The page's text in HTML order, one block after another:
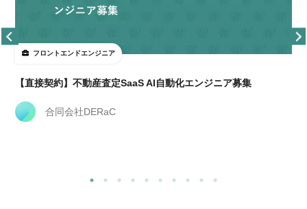
フロントエンドエンジニア
【直接契約】不動産査定SaaS AI自動化エンジニア募集
合同会社DERaC